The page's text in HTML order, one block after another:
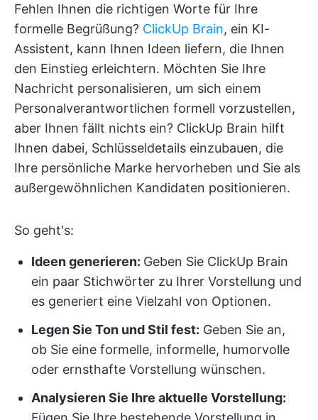
Fehlen Ihnen die richtigen Worte für Ihre
formelle Begrüßung? ClickUp Brain, ein KI-
Assistent, kann Ihnen Ideen liefern, die Ihnen
den Einstieg erleichtern. Möchten Sie Ihre
Nachricht personalisieren, um sich einem
Personalverantwortlichen formell vorzustellen,
aber Ihnen fällt nichts ein? ClickUp Brain hilft
Ihnen dabei, Schlüsseldetails einzubauen, die
Ihre persönliche Marke hervorheben und Sie als
außergewöhnlichen Kandidaten positionieren.
So geht's:
Ideen generieren: Geben Sie ClickUp Brain
ein paar Stichwörter zu Ihrer Vorstellung und
es generiert eine Vielzahl von Optionen.
Legen Sie Ton und Stil fest: Geben Sie an,
ob Sie eine formelle, informelle, humorvolle
oder ernsthafte Vorstellung wünschen.
Analysieren Sie Ihre aktuelle Vorstellung: